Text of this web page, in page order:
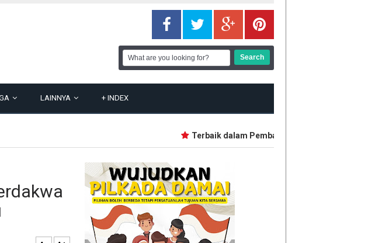
LAINNYA + INDEX
Terbaik dalam Pembangunan, Lima Daerah Ini